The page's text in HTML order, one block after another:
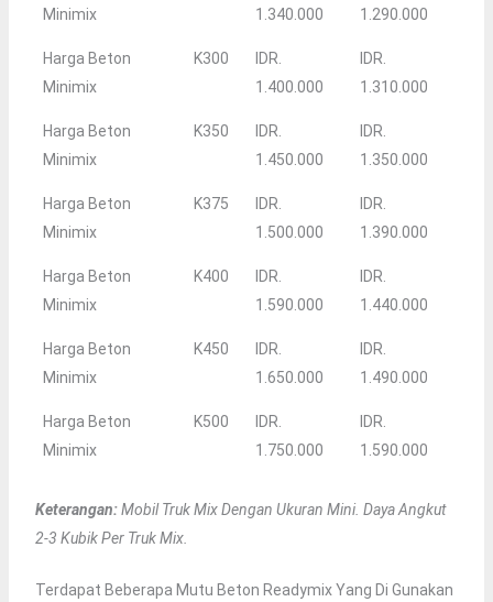
Minimix
1.340.000
1.290.000
Harga Beton
Minimix
K300
IDR.
1.400.000
IDR.
1.310.000
Harga Beton
Minimix
K350
IDR.
1.450.000
IDR.
1.350.000
Harga Beton
Minimix
K375
IDR.
1.500.000
IDR.
1.390.000
Harga Beton
Minimix
K400
IDR.
1.590.000
IDR.
1.440.000
Harga Beton
Minimix
K450
IDR.
1.650.000
IDR.
1.490.000
Harga Beton
Minimix
K500
IDR.
1.750.000
IDR.
1.590.000
Keterangan:Mobil Truk Mix Dengan Ukuran Mini. Daya Angkut
2-3 Kubik Per Truk Mix.
Terdapat Beberapa Mutu Beton Readymix Yang Di Gunakan